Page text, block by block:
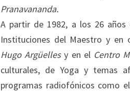
Pranavananda.
A partir de 1982, a los 26 años
Instituciones del Maestro y
Hugo Argüellesy en el Centro
culturales, de Yoga y temas
programas radiofónicos como